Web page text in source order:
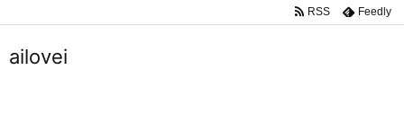
RSS Feedly
ailovei